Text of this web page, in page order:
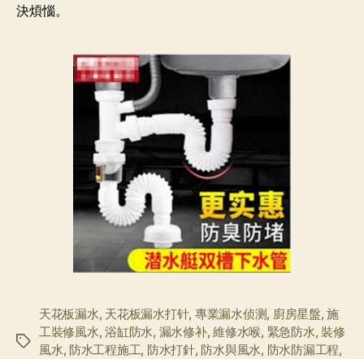
決煩惱。
标
天花板漏水, 天花板漏水打针, 專業漏水侦测, 廚房星盤,施
工裝修風水,浴缸防水, 漏水修补,維修水喉, 緊急防水,裝修
風水, 防水工程施工, 防水打針, 防水與風水, 防水防漏工程,